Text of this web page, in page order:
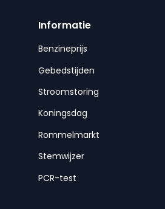
Informatie
Benzineprijs
Gebedstijden
Stroomstoring
Koningsdag
Rommelmarkt
Stemwijzer
PCR-test